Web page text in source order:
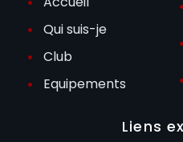
Qui suis-je
Club
Equipements
Liens